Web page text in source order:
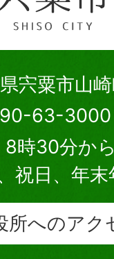
粟市山崎
63-3000
8時30分か
祝日、年
所へのアク